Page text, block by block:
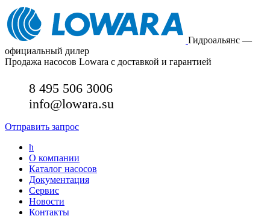
Гидроальянс —
официальный дилер
Продажа насосов Lowara с доставкой и гарантией
8 495 506 3006
info@lowara.su
Отправить запрос
h
О компании
Каталог насосов
Документация
Сервис
Новости
Контакты